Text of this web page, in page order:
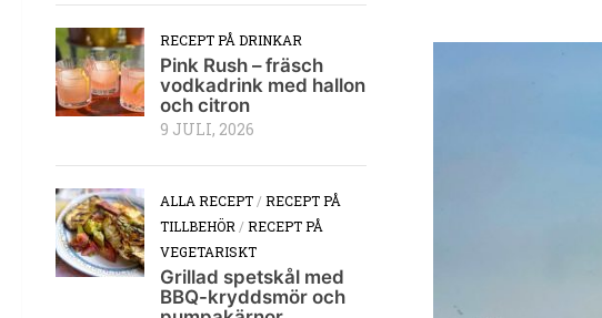
RECEPT PÅ DRINKAR
Pink Rush – fräsch
vodkadrink med hallon
och citron
9 JULI, 2026
ALLA RECEPT/RECEPT PÅ
TILLBEHÖR/RECEPT PÅ
VEGETARISKT
Grillad spetskål med
BBQ-kryddsmör och